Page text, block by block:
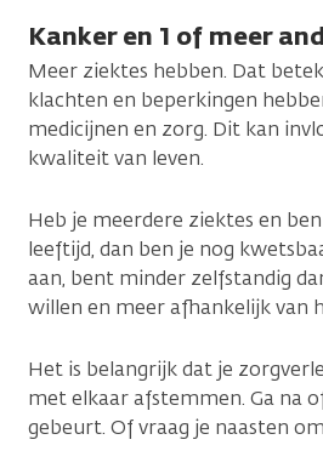
Kanker en 1 of meer
Meer ziektes hebben. Dat
klachten en beperkingen
medicijnen en zorg. Dit kan
kwaliteit van leven.
Heb je meerdere ziektes en
leeftijd, dan ben je nog
aan, bent minder zelfstandig
willen en meer afhankelijk van
Het is belangrijk dat je
met elkaar afstemmen. Ga na
gebeurt. Of vraag je naasten